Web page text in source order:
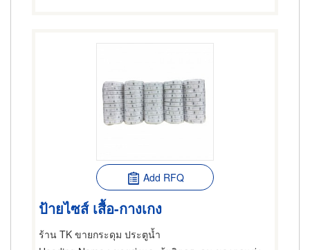
Add RFQ
ป้ายไซส์ เสื้อ-กางเกง
ร้าน TK ขายกระดุม ประตูน้ำ